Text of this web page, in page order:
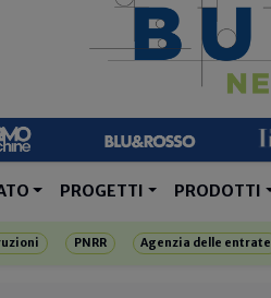
PROGETTI PRODOTTI
PNRR Agenzia delle entrate